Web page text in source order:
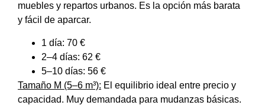
muebles y repartos urbanos. Es la opción más barata
y fácil de aparcar.
1 día: 70 €
2–4 días: 62 €
5–10 días: 56 €
Tamaño M (5–6 m³): El equilibrio ideal entre precio y
capacidad. Muy demandada para mudanzas básicas.